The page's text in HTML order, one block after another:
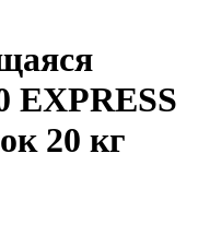
20 кг